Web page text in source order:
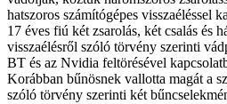
hatszoros számítógépes visszaéléssel
17 éves fiú két zsarolás, két csalás és
visszaélésről szóló törvény szerinti
BT és az Nvidia feltörésével
Korábban bűnösnek vallotta magát a
szóló törvény szerinti két